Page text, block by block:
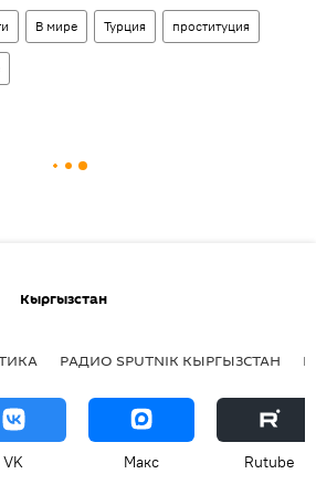
В мире Турция проституция
Кыргызстан
РАДИО SPUTNIK КЫРГЫЗСТАН
VK Макс Rutube